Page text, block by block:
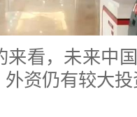
看，未来中国
资仍有较大